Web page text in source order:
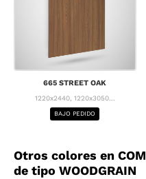
665 STREET OAK
1220x2440, 1220x3050...
BAJO PEDIDO
Otros colores en
de tipo WOODGRAIN